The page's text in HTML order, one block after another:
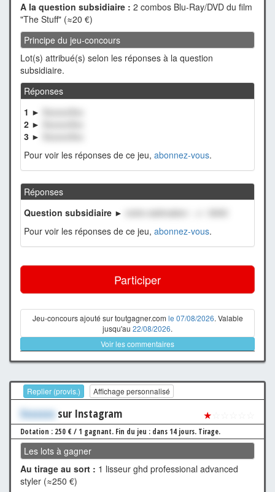
A la question subsidiaire : 2 combos Blu-Ray/DVD du film
"The Stuff" (≈20 €)
Principe du jeu-concours
Lot(s) attribué(s) selon les réponses à la question
subsidiaire.
Réponses
1 ►
2 ►
3 ►
Pour voir les réponses de ce jeu, abonnez-vous.
Réponses
Question subsidiaire ►
notre estimation : +/- 3000
Pour voir les réponses de ce jeu, abonnez-vous.
Participer
Jeu-concours ajouté sur toutgagner.com le 07/08/2026. Valable
jusqu'au 22/08/2026.
Voir les commentaires
Replier (provis.) Affichage personnalisé
Xxxxxxx sur Instagram ★
Dotation : 250 € / 1 gagnant. Fin du jeu : dans 14 jours. Tirage.
Les lots à gagner
Au tirage au sort : 1 lisseur ghd professional advanced
styler (≈250 €)